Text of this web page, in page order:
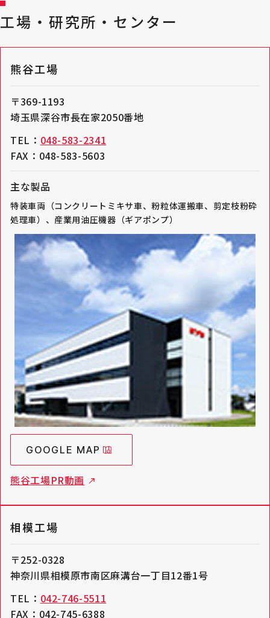
工場・研究所・センター
GOOGLE MAP
熊谷工場PR動画
熊谷工場
〒369-1193
埼玉県深谷市長在家2050番地
TEL： 048-583-2341
FAX：048-583-5603
主な製品
特装車両（コンクリートミキサ車、粉粒体運搬車、剪定枝粉砕
処理車）、産業用油圧機器（ギアポンプ）
相模工場
〒252-0328
神奈川県相模原市南区麻溝台一丁目12番1号
TEL： 042-746-5511
FAX：042-745-6388